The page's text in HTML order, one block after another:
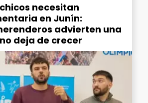
necesitan
en Junín:
advierten una
deja de crecer